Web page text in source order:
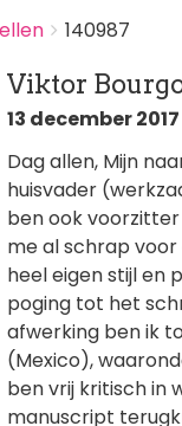
140987
Viktor
13 december
Dag allen, Mijn
huisvader
ben ook
me al schrap
heel eigen stijl en
poging tot het
afwerking ben ik
(Mexico),
ben vrij kritisch in
manuscript